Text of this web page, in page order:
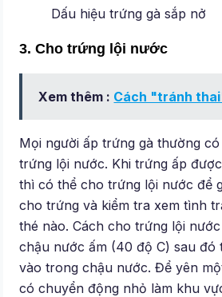
Dấu hiệu trứng gà sắp nở
3. Cho trứng lội nước
Xem thêm : Cách "tránh
Mọi người ấp trứng gà thường
trứng lội nước. Khi trứng ấp
thì có thể cho trứng lội nước để
cho trứng và kiểm tra xem tình
thé nào. Cách cho trứng lội
chậu nước ấm (40 độ C) sau đó
vào trong chậu nước. Để yên
có chuyển động nhỏ làm khu